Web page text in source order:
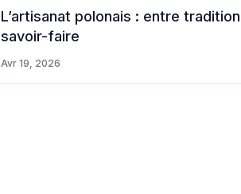
L’artisanat polonais : entre
savoir-faire
Avr 19, 2026